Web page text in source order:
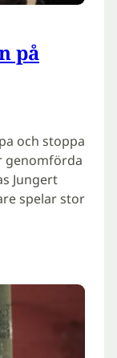
på
och stoppa
genomförda
Jungert
spelar stor